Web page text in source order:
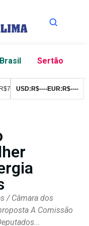
Brasil Sertão
▼ 2,49% ITUB4:R$
USD: R$----EUR: R$----
/ Câmara dos
A Comissão